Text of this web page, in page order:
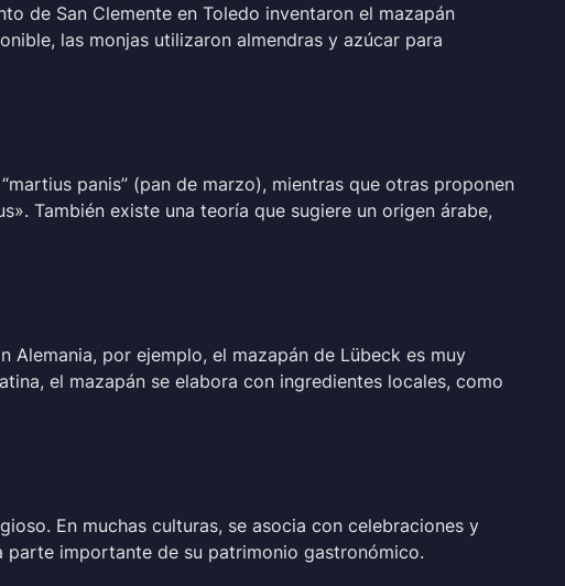
de San Clemente en Toledo inventaron el mazapán
las monjas utilizaron almendras y azúcar para
panis” (pan de marzo), mientras que otras proponen
También existe una teoría que sugiere un origen árabe,
por ejemplo, el mazapán de Lübeck es muy
el mazapán se elabora con ingredientes locales, como
En muchas culturas, se asocia con celebraciones y
parte importante de su patrimonio gastronómico.